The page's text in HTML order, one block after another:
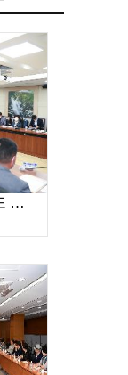
성주지역 「경상북도 청렴도민감사관」 초청 간담회(2020.11.05.)